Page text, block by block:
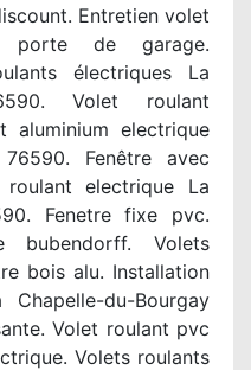
Entretien volet
porte de garage.
électriques La
Volet roulant
aluminium electrique
Fenêtre avec
electrique La
Fenetre fixe pvc.
bubendorff. Volets
bois alu. Installation
du-Bourgay
Volet roulant pvc
Volets roulants